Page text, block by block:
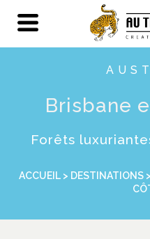
Brisbane
Forêts
ACCUEIL> DESTINATIONS>